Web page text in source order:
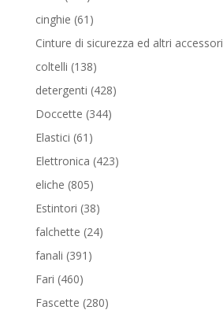
prodotti
cinghie 61 61
prodotti
Cinture di sicurezza ed altri accessori
coltelli 138138
prodotti
detergenti 428428
Doccette 344344
Elastici 61 61
prodotti
Elettronica 423423
eliche 805805
prodotti
Estintori 3838
prodotti
falchette 2424
fanali 391 391
Fari 460460
prodotti
Fascette 280280